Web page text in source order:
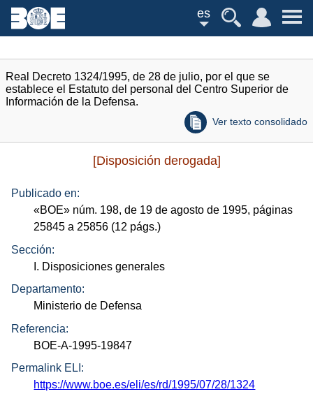
es
Real Decreto 1324/1995, de 28 de julio, por el que se
establece el Estatuto del personal del Centro Superior de
Información de la Defensa.
Ver texto consolidado
[Disposición derogada]
Publicado en:
«BOE» núm. 198, de 19 de agosto de 1995, páginas
25845 a 25856 (12 págs.)
Sección:
I. Disposiciones generales
Departamento:
Ministerio de Defensa
Referencia:
BOE-A-1995-19847
Permalink ELI:
https://www.boe.es/eli/es/rd/1995/07/28/1324